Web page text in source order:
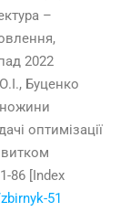
–
2022
Буценко
оптимізації
86
[Index
51